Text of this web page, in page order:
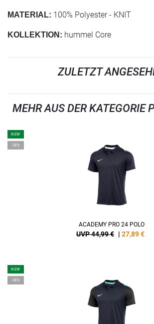
MATERIAL: 100% Polyester - KNIT
KOLLEKTION: hummel Core
ZULETZT
MEHR AUS DER KATEGORIE
NEW
-38%
ACADEMY PRO 24 POLO
UVP 44,99 € | 27,89€
NEW
-38%